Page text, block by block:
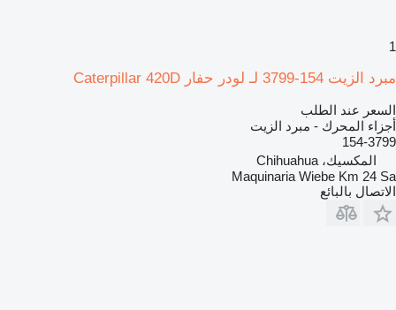
1
مبرد الزيت 154-3799 لـ لودر حفار Caterpillar 420D
السعر عند الطلب
أجزاء المحرك - مبرد الزيت
154-3799
المكسيك، Chihuahua
Maquinaria Wiebe Km 24 Sa
الاتصال بالبائع